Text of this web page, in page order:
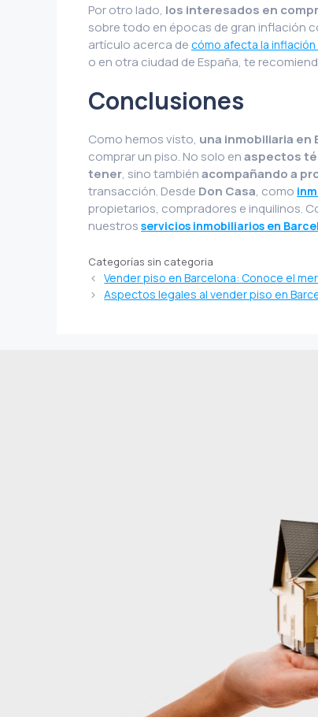
Por otro lado, los interesados en
sobre todo en épocas de gran inflación
artículo acerca de cómo afecta la
o en otra ciudad de España, te
Conclusiones
Como hemos visto, una inmobiliaria
comprar un piso. No solo enaspectos
tener, sino tambiénacompañando a
transacción. Desde Don Casa, como
propietarios, compradores e inquilinos.
nuestros servicios inmobiliarios en
Categorías sin categoria
Vender piso en Barcelona: Conoce el
Aspectos legales al vender piso en